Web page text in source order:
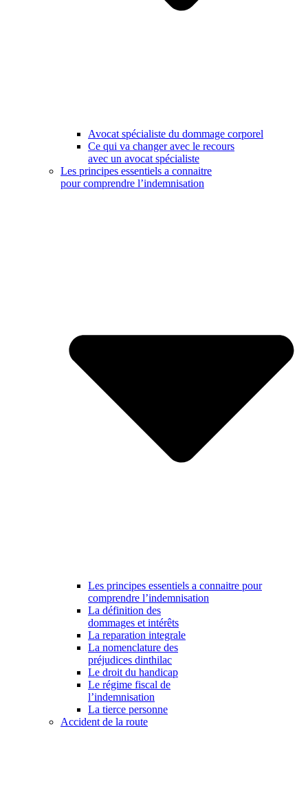
Avocat spécialiste du dommage corporel
Ce qui va changer avec le recours
avec un avocat spécialiste
Les principes essentiels a connaitre
pour comprendre l’indemnisation
Les principes essentiels a connaitre pour
comprendre l’indemnisation
La définition des
dommages et intérêts
La reparation integrale
La nomenclature des
préjudices dinthilac
Le droit du handicap
Le régime fiscal de
l’indemnisation
La tierce personne
Accident de la route